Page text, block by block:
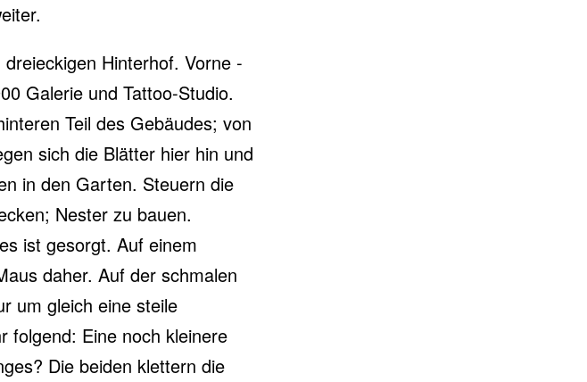
Hinterhof. Vorne -
Galerie und Tattoo-Studio.
Teil des Gebäudes; von
sich die Blätter hier hin und
in den Garten. Steuern die
Nester zu bauen.
ist gesorgt. Auf einem
daher. Auf der schmalen
um gleich eine steile
folgend: Eine noch kleinere
Die beiden klettern die